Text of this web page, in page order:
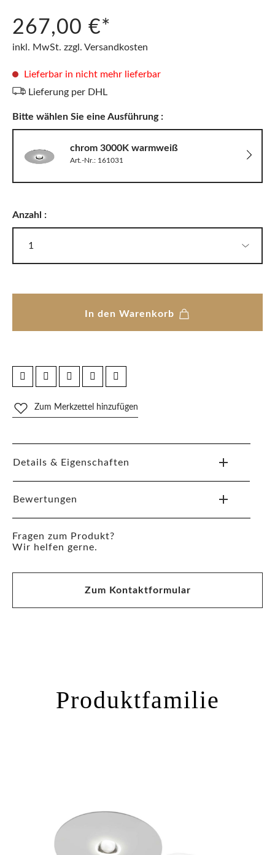
267,00 €*
inkl. MwSt. zzgl. Versandkosten
Lieferbar in nicht mehr lieferbar
Lieferung per DHL
Bitte wählen Sie eine Ausführung :
chrom 3000K warmweiß
Art.-Nr.: 161031
Anzahl :
In den Warenkorb
Zum Merkzettel hinzufügen
Details & Eigenschaften
Bewertungen
Fragen zum Produkt?
Wir helfen gerne.
Zum Kontaktformular
Produktfamilie